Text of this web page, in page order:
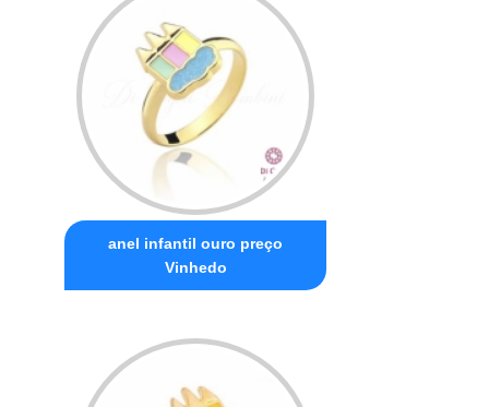
anel infantil ouro preço
Vinhedo